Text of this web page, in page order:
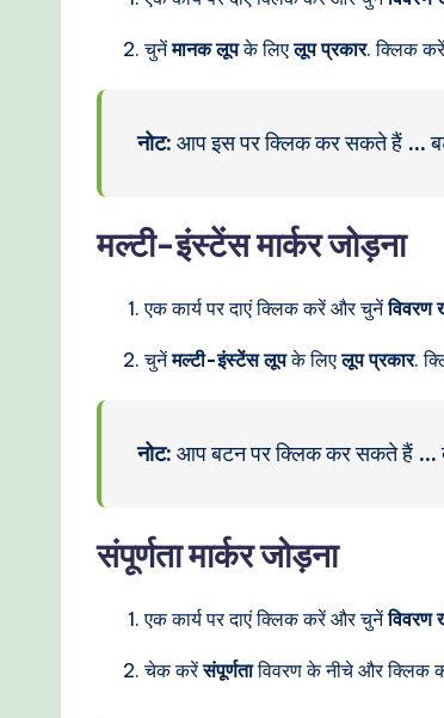
चुनेंमानक लूपके लिएलूप प्रकार. क्लिक
नोट: आप इस पर क्लिक कर सकते हैं …
मल्टी-इंस्टेंस मार्कर जोड़ना
एक कार्य पर दाएं क्लिक करें और चुनेंविवरण
चुनेंमल्टी-इंस्टेंस लूपके लिएलूप प्रकार.
नोट: आप बटन पर क्लिक कर सकते हैं …
संपूर्णता मार्कर जोड़ना
एक कार्य पर दाएं क्लिक करें और चुनेंविवरण
चेक करेंसंपूर्णताविवरण के नीचे और क्लिक